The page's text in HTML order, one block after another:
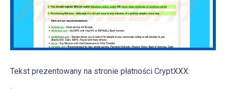
Tekst prezentowany na stronie płatności CryptXXX: